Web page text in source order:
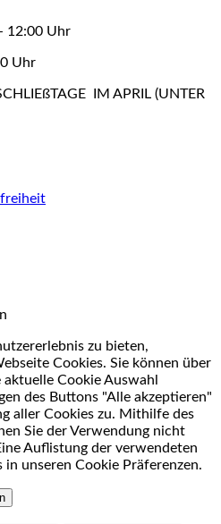
12:00 Uhr
Uhr
IM APRIL (UNTER
zu bieten,
Cookies. Sie können über
aktuelle Cookie Auswahl
des Buttons "Alle akzeptieren"
aller Cookies zu. Mithilfe des
Sie der Verwendung nicht
Auflistung der verwendeten
unseren Cookie Präferenzen.